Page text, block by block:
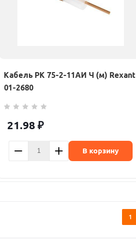
Кабель РК 75-2-11АИ Ч (м) Rexant
01-2680
21.98 ₽
В корзину
1